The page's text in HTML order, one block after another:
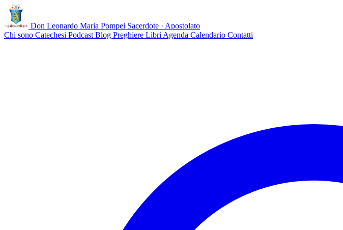
Don Leonardo Maria Pompei Sacerdote · Apostolato
Chi sono Catechesi Podcast Blog Preghiere Libri Agenda Calendario Contatti